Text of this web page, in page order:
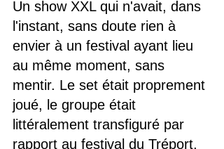
Un show XXL qui n'avait, dans
l'instant, sans doute rien à
envier à un festival ayant lieu
au même moment, sans
mentir. Le set était proprement
joué, le groupe était
littéralement transfiguré par
rapport au festival du Tréport,